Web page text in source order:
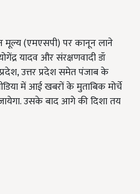
मूल्य (एमएसपी) पर कानून लाने
यादव और संरक्षणवादी डॉ
उत्तर प्रदेश समेत पंजाब के
में आई खबरों के मुताबिक मोर्चे
उसके बाद आगे की दिशा तय